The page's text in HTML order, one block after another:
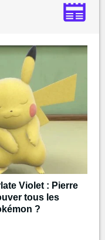
Violet : Pierre
tous les
?